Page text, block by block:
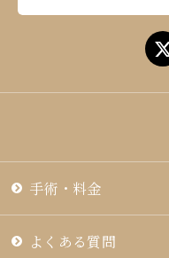
手術・料金
よくある質問